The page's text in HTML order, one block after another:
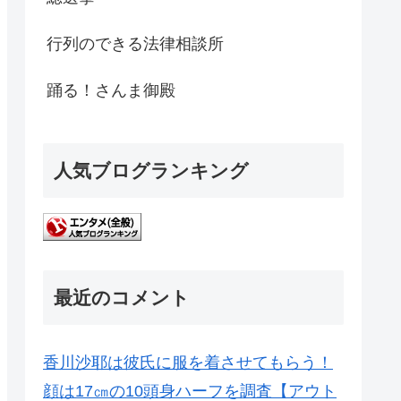
行列のできる法律相談所
踊る！さんま御殿
人気ブログランキング
最近のコメント
香川沙耶は彼氏に服を着させてもらう！
顔は17㎝の10頭身ハーフを調査【アウト